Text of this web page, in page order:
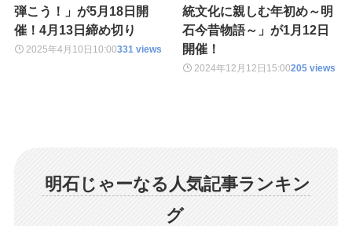
弾こう！」が5月18日開
催！4月13日締め切り
2025年4月10日 10:00331 views
統文化に親しむ年初め～明
石今昔物語～」が1月12日
開催！
2024年12月12日 15:00205 views
明石じゃーなる人気記事ランキン
グ